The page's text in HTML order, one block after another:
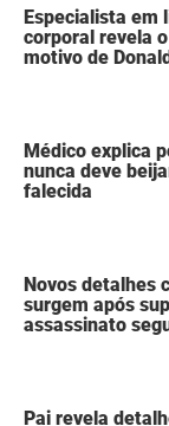
Especialista em
corporal revela
motivo de
Médico explica
nunca deve
falecida
Novos detalhes
surgem após
assassinato
Pai revela